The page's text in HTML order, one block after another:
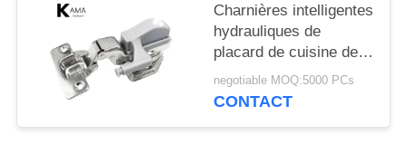
Charnières intelligentes
hydrauliques de
placard de cuisine de
contact de charnières
de porte du Cabinet
negotiable MOQ:5000 PCs
CONTACT